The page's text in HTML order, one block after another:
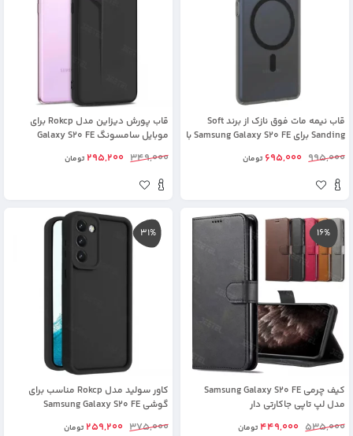
قاب نیمه مات فوق نازک از برند Soft
Sanding برای Samsung Galaxy S20 FE با
995,000
695,000 تومان
قاب پورش دیزاین مدل Rokcp برای
موبایل سامسونگ Galaxy S20 FE
349,000
295,200تومان
16%
کیف چرمی Samsung Galaxy S20 FE
مدل لپ تاپی جاکارتی دار
535,000
449,000تومان
31%
کاور سولید مدل Rokcp مناسب برای
گوشی Samsung Galaxy S20 FE
375,000
259,200تومان